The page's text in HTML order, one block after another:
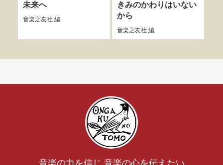
未来へ
音楽之友社 編
きみのかわりはいない
から
音楽之友社 編
音楽の力を信じ 音楽の心を伝えたい